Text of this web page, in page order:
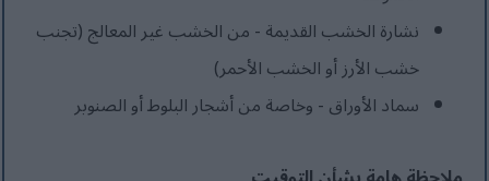
نشارة الخشب القديمة - من الخشب غير المعالج (تجنب
خشب الأرز أو الخشب الأحمر)
سماد الأوراق - وخاصة من أشجار البلوط أو الصنوبر